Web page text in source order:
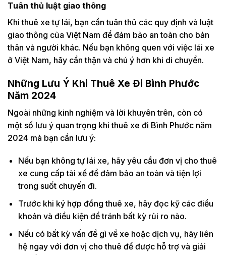
Tuân thủ luật giao thông
Khi thuê xe tự lái, bạn cần tuân thủ các quy định và luật
giao thông của Việt Nam để đảm bảo an toàn cho bản
thân và người khác. Nếu bạn không quen với việc lái xe
ở Việt Nam, hãy cẩn thận và chú ý hơn khi di chuyển.
Những Lưu Ý Khi Thuê Xe Đi Bình Phước
Năm 2024
Ngoài những kinh nghiệm và lời khuyên trên, còn có
một số lưu ý quan trọng khi thuê xe đi Bình Phước năm
2024 mà bạn cần lưu ý:
Nếu bạn không tự lái xe, hãy yêu cầu đơn vị cho thuê
xe cung cấp tài xế để đảm bảo an toàn và tiện lợi
trong suốt chuyến đi.
Trước khi ký hợp đồng thuê xe, hãy đọc kỹ các điều
khoản và điều kiện để tránh bất kỳ rủi ro nào.
Nếu có bất kỳ vấn đề gì về xe hoặc dịch vụ, hãy liên
hệ ngay với đơn vị cho thuê để được hỗ trợ và giải